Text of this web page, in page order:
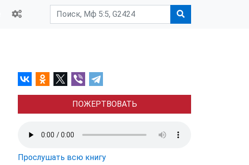
ПОЖЕРТВОВАТЬ
Прослушать всю книгу